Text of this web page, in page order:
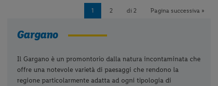
1 2 di 2 Pagina successiva »
Gargano
Il Gargano è un promontorio dalla natura incontaminata che
offre una notevole varietà di paesaggi che rendono la
regione particolarmente adatta ad ogni tipologia di